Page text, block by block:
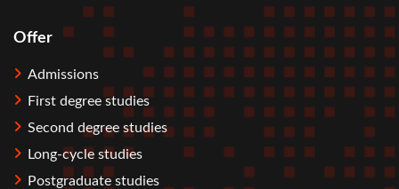
Stopka
Offer
Admissions
First degree studies
Second degree studies
Long-cycle studies
Postgraduate studies